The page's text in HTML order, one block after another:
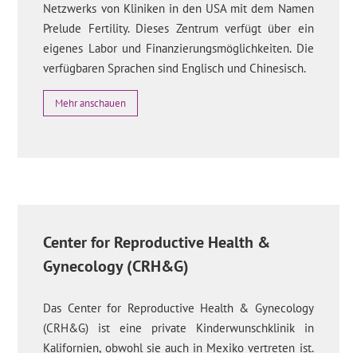
Netzwerks von Kliniken in den USA mit dem Namen
Prelude Fertility. Dieses Zentrum verfügt über ein
eigenes Labor und Finanzierungsmöglichkeiten. Die
verfügbaren Sprachen sind Englisch und Chinesisch.
Mehr anschauen
Center for Reproductive Health &
Gynecology (CRH&G)
Das Center for Reproductive Health & Gynecology
(CRH&G) ist eine private Kinderwunschklinik in
Kalifornien, obwohl sie auch in Mexiko vertreten ist.